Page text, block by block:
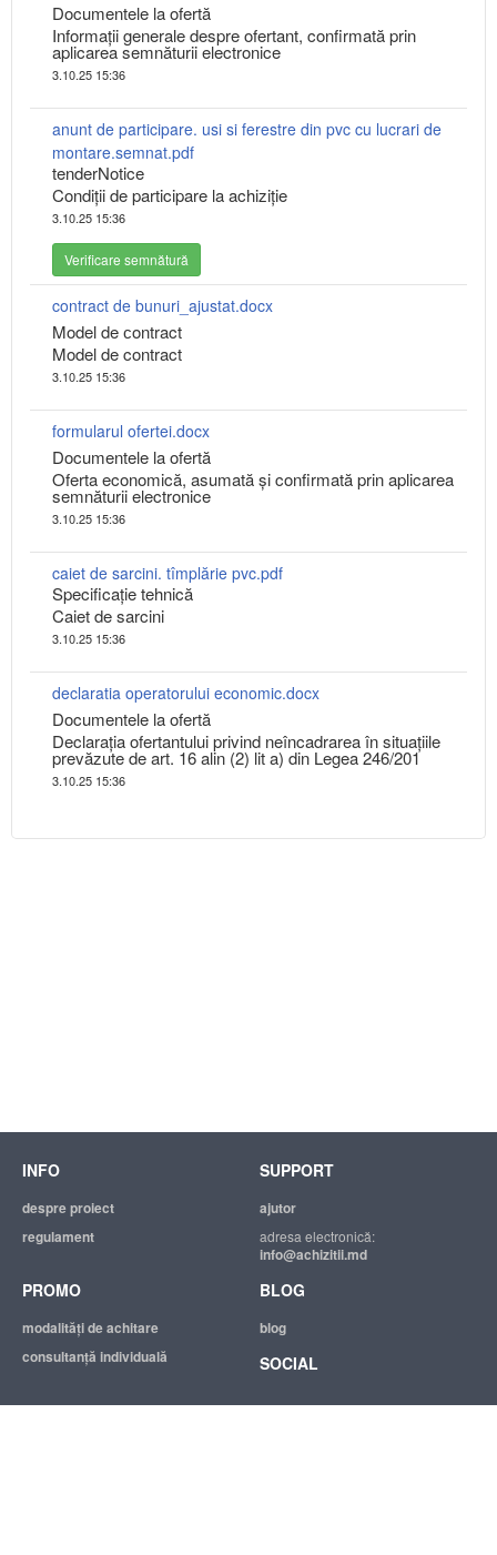
Documentele la ofertă
Informații generale despre ofertant, confirmată prin
aplicarea semnăturii electronice
3.10.25 15:36
anunt de participare. usi si ferestre din pvc cu lucrari de
montare.semnat.pdf
tenderNotice
Condiții de participare la achiziție
3.10.25 15:36
Verificare semnătură
contract de bunuri_ajustat.docx
Model de сontract
Model de contract
3.10.25 15:36
formularul ofertei.docx
Documentele la ofertă
Oferta economică, asumată şi confirmată prin aplicarea
semnăturii electronice
3.10.25 15:36
caiet de sarcini. tîmplărie pvc.pdf
Specificaţie tehnică
Caiet de sarcini
3.10.25 15:36
declaratia operatorului economic.docx
Documentele la ofertă
Declarația ofertantului privind neîncadrarea în situațiile
prevăzute de art. 16 alin (2) lit a) din Legea 246/201
3.10.25 15:36
INFO
despre proiect
regulament
SUPPORT
ajutor
adresa electronică:
info@achizitii.md
PROMO
modalităţi de achitare
consultanță individuală
BLOG
blog
SOCIAL